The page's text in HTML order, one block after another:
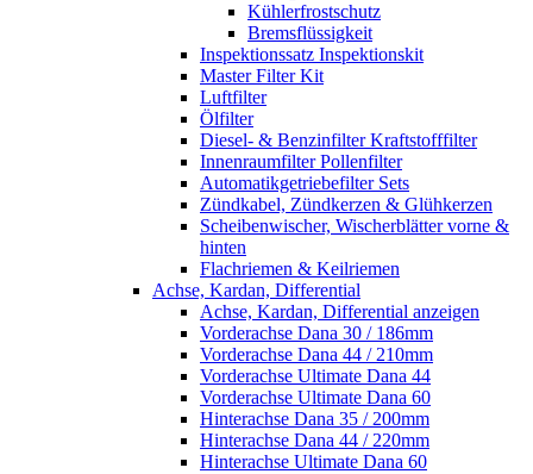
Kühlerfrostschutz
Bremsflüssigkeit
Inspektionssatz Inspektionskit
Master Filter Kit
Luftfilter
Ölfilter
Diesel- & Benzinfilter Kraftstofffilter
Innenraumfilter Pollenfilter
Automatikgetriebefilter Sets
Zündkabel, Zündkerzen & Glühkerzen
Scheibenwischer, Wischerblätter vorne &
hinten
Flachriemen & Keilriemen
Achse, Kardan, Differential
Achse, Kardan, Differential anzeigen
Vorderachse Dana 30 / 186mm
Vorderachse Dana 44 / 210mm
Vorderachse Ultimate Dana 44
Vorderachse Ultimate Dana 60
Hinterachse Dana 35 / 200mm
Hinterachse Dana 44 / 220mm
Hinterachse Ultimate Dana 60